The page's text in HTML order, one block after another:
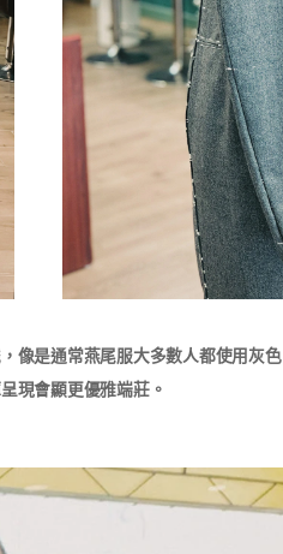
像是通常燕尾服大多數人都使用灰色
現會顯更優雅端莊。​